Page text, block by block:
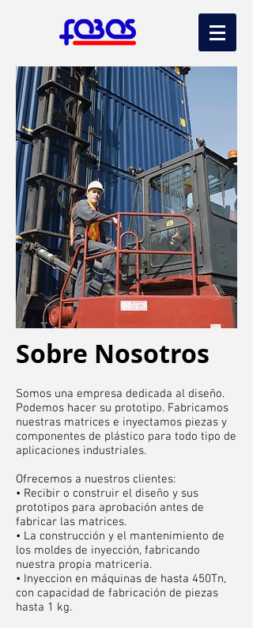
Sobre Nosotros
Somos una empresa dedicada al diseño.
Podemos hacer su prototipo. Fabricamos
nuestras matrices e inyectamos piezas y
componentes de plástico para todo tipo de
aplicaciones industriales.
Ofrecemos a nuestros clientes:
• Recibir o construir el diseño y sus
prototipos para aprobación antes de
fabricar las matrices.
• La construcción y el mantenimiento de
los moldes de inyección, fabricando
nuestra propia matriceria.
• Inyeccion en máquinas de hasta 450Tn,
con capacidad de fabricación de piezas
hasta 1 kg.